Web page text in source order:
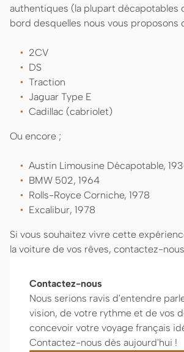
authentiques (la plupart décapotables
bord desquelles nous vous proposons
2CV
DS
Traction
Jaguar Type E
Cadillac (cabriolet)
Ou encore ;
Austin Limousine Décapotable,
BMW 502, 1964
Rolls-Royce Corniche, 1978
Excalibur, 1978
Si vous souhaitez vivre cette
la voiture de vos rêves, contactez-
Contactez-nous
Nous serions ravis d'entendre
vision, de votre rythme et de vos
concevoir votre voyage français
Contactez-nous dès aujourd'hui !